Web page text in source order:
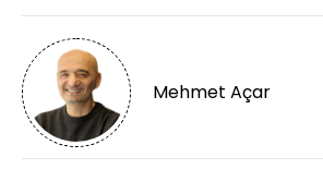
Mehmet Açar